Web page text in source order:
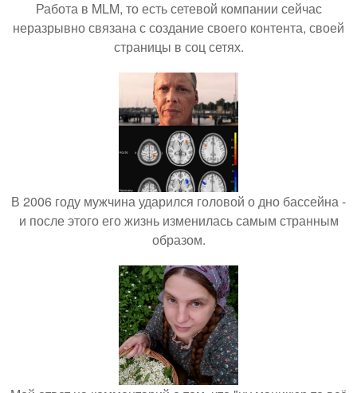
Работа в MLM, то есть сетевой компании сейчас
неразрывно связана с создание своего контента, своей
страницы в соц сетях.
В 2006 году мужчина ударился головой о дно бассейна -
и после этого его жизнь изменилась самым странным
образом.